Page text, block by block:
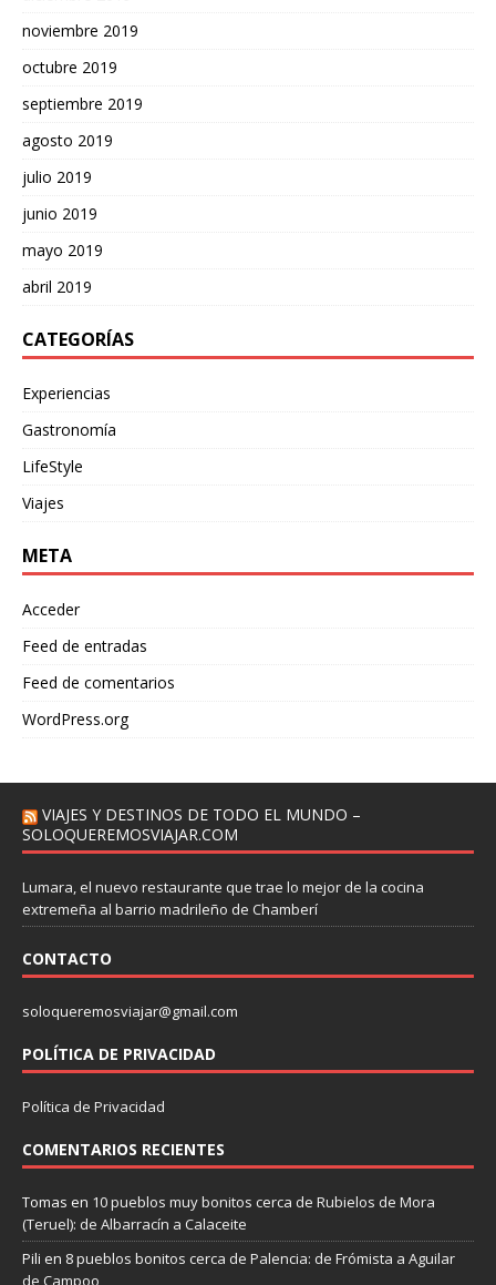
noviembre 2019
octubre 2019
septiembre 2019
agosto 2019
julio 2019
junio 2019
mayo 2019
abril 2019
CATEGORÍAS
Experiencias
Gastronomía
LifeStyle
Viajes
META
Acceder
Feed de entradas
Feed de comentarios
WordPress.org
VIAJES Y DESTINOS DE TODO EL MUNDO –
SOLOQUEREMOSVIAJAR.COM
Lumara, el nuevo restaurante que trae lo mejor de la cocina
extremeña al barrio madrileño de Chamberí
CONTACTO
soloqueremosviajar@gmail.com
POLÍTICA DE PRIVACIDAD
Política de Privacidad
COMENTARIOS RECIENTES
Tomas en 10 pueblos muy bonitos cerca de Rubielos de Mora
(Teruel): de Albarracín a Calaceite
Pili en 8 pueblos bonitos cerca de Palencia: de Frómista a Aguilar